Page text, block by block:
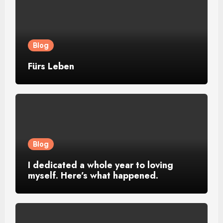
Blog
Fürs Leben
Blog
I dedicated a whole year to loving
myself. Here’s what happened.